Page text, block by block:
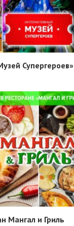
Супергероев»
Мангал и Гриль